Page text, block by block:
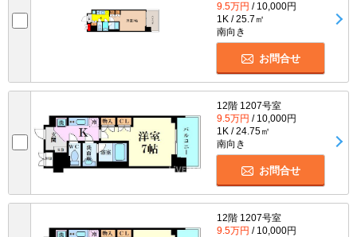
9.5万円 / 10,000円
1K / 25.7㎡
南向き
お問合せ
12階 1207号室
9.5万円 / 10,000円
1K / 24.75㎡
南向き
お問合せ
12階 1207号室
9.5万円 / 10,000円